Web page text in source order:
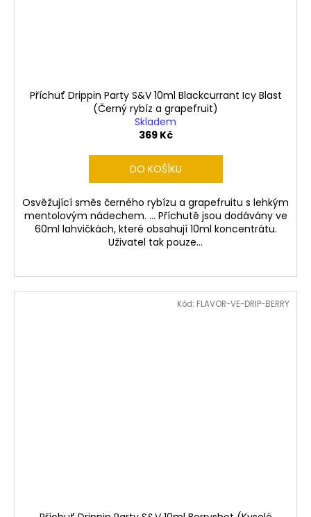
Příchuť Drippin Party S&V 10ml Blackcurrant Icy Blast
(Černý rybíz a grapefruit)
Skladem
369 Kč
DO KOŠÍKU
Osvěžující směs černého rybízu a grapefruitu s lehkým
mentolovým nádechem. ... Příchutě jsou dodávány ve
60ml lahvičkách, které obsahují 10ml koncentrátu.
Uživatel tak pouze...
Kód: FLAVOR-VE-DRIP-BERRY